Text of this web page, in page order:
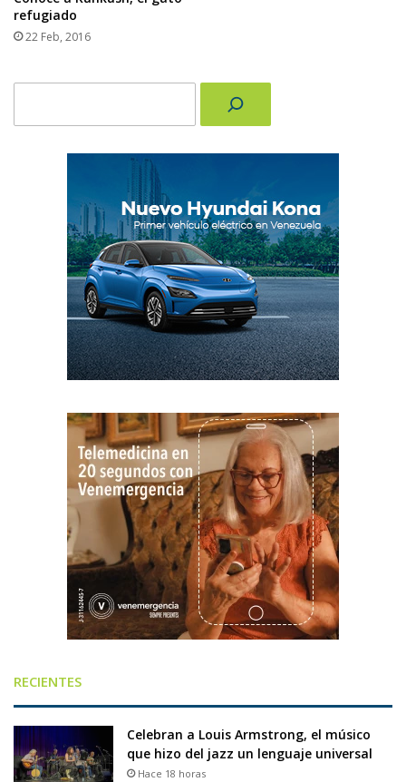
refugiado
22 Feb, 2016
RECIENTES
Celebran a Louis Armstrong, el músico
que hizo del jazz un lenguaje universal
Hace 18 horas